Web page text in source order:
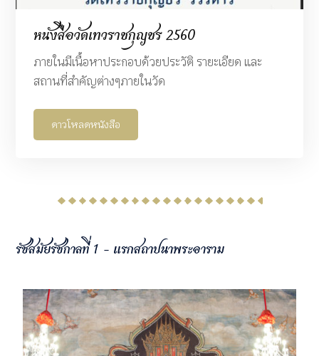
หนังสือวัดเทวราชกุญชร 2560
ภายในมีเนื้อหาประกอบด้วยประวัติ รายะเอียด และ
สถานที่สำคัญต่างๆภายในวัด
ดาวโหลดหนังสือ
รัชสมัยรัชกาลที่ 1 - แรกสถาปนาพระอาราม